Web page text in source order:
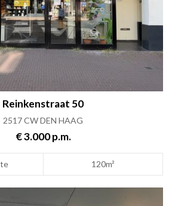
Reinkenstraat 50
2517 CW DEN HAAG
€ 3.000 p.m.
120m²